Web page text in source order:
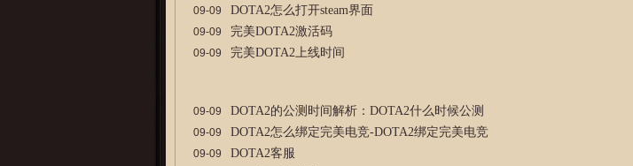
09-09 DOTA2怎么打开steam界面
09-09 完美DOTA2激活码
09-09 完美DOTA2上线时间
09-09 DOTA2的公测时间解析：DOTA2什么时候公测
09-09 DOTA2怎么绑定完美电竞-DOTA2绑定完美电竞
09-09 DOTA2客服